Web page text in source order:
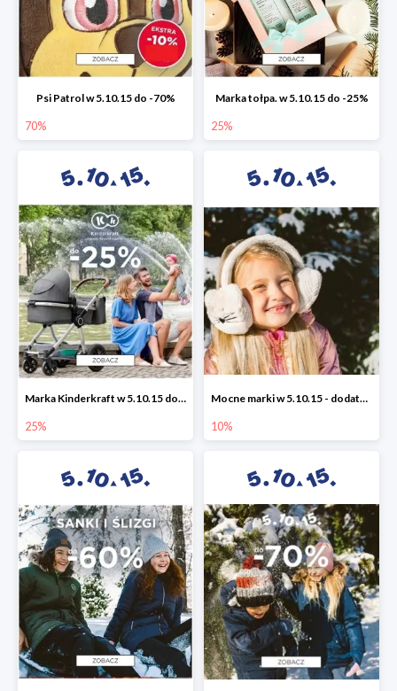
Psi Patrol w 5.10.15 do -70%
70%
Marka tołpa. w 5.10.15 do -25%
25%
Marka Kinderkraft w 5.10.15 do -25%
25%
Mocne marki w 5.10.15 - dodatkowe -10% rabatu
10%